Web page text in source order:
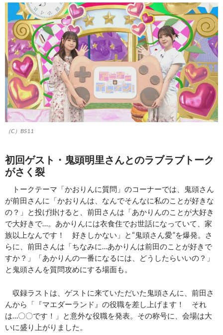
（C）BS11
初回ゲスト・鬼頭明里さんとのラブラブトーク
がさく裂
トークテーマ「かおりんに質問」のコーナーでは、鬼頭さん
が前田さんに「かおりんは、なんでそんなに私のことが好きな
の？」と投げ掛けると、前田さんは「あかりんのことが大好き
で大好きで…。あかりんには衣食住でお世話になっていて、家
族以上なんです！ 好きしかない」と“鬼頭さん愛”を爆発。さ
らに、前田さんは「ちなみに…あかりんは前田のことが好きで
すか？」「あかりんの一番になるには、どうしたらいいの？」
と鬼頭さんを質問攻めにする場面も。
収録ラストは、ゲストに来ていただいた鬼頭さんに、前田さ
んから「『マエダーランド』の役職を差し上げます！ それ
は…〇〇です！」と意外な役職を発表。その称号に、会場は大
いに盛り上がりました。